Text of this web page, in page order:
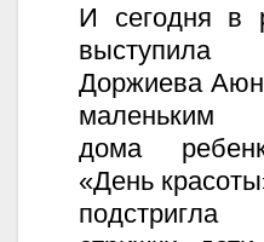
И сегодня в
Доржиева
маленьким
дома
«День